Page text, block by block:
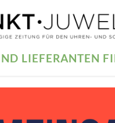
LIEFERANTEN